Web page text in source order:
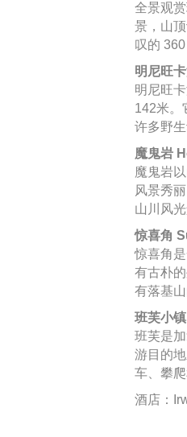
全景观
景，山
叹的
明尼旺
明尼旺
142米。
许多野
魔鬼岩
魔鬼岩
风景秀
山川风光
惊喜角
惊喜角
有古朴
有落基
班芙小
班芙是
游目的
车、攀
酒店：